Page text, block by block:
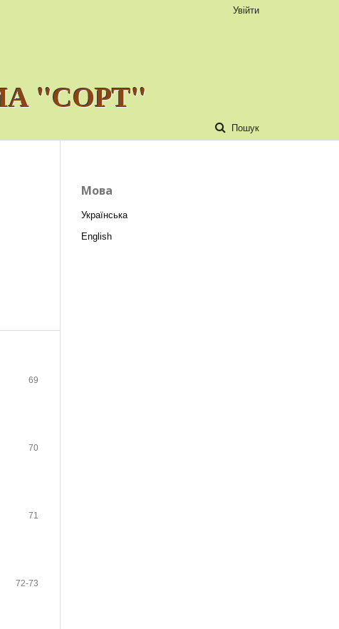
"СОРТ"
Пошук
Увійти
69
70
71
72-73
Мова
Українська
English